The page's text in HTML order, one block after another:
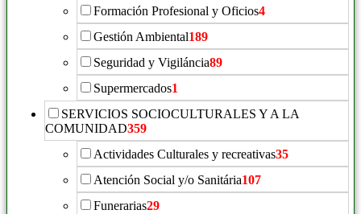
Formación Profesional y Oficios4
Gestión Ambiental189
Seguridad y Vigiláncia89
Supermercados1
SERVICIOS SOCIOCULTURALES Y A LA
COMUNIDAD359
Actividades Culturales y recreativas35
Atención Social y/o Sanitária107
Funerarias29